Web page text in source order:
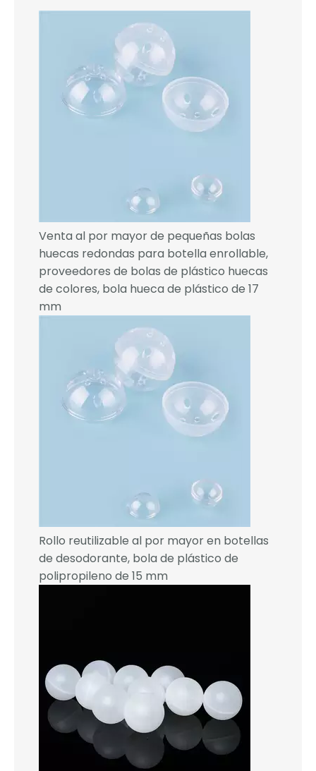
Venta al por mayor de pequeñas bolas
huecas redondas para botella enrollable,
proveedores de bolas de plástico huecas
de colores, bola hueca de plástico de 17
mm
Rollo reutilizable al por mayor en botellas
de desodorante, bola de plástico de
polipropileno de 15 mm